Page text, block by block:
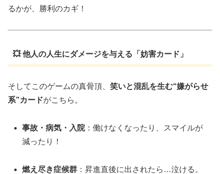
るかが、勝利のカギ！
💥 他人の人生にダメージを与える「妨害カード」
そしてこのゲームの真骨頂、 笑いと混乱を生む“嫌がらせ
系”カードがこちら。
事故・病気・入院：働けなくなったり、スマイルが
減ったり！
燃え尽き症候群 ：昇進直後に出されたら…泣ける。